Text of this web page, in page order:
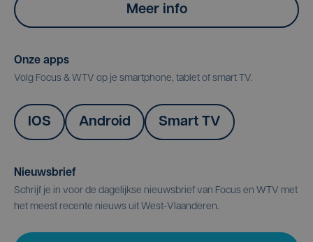
Meer info
Onze apps
Volg Focus & WTV op je smartphone, tablet of smart TV.
IOS Android Smart TV
Nieuwsbrief
Schrijf je in voor de dagelijkse nieuwsbrief van Focus en WTV met
het meest recente nieuws uit West-Vlaanderen.